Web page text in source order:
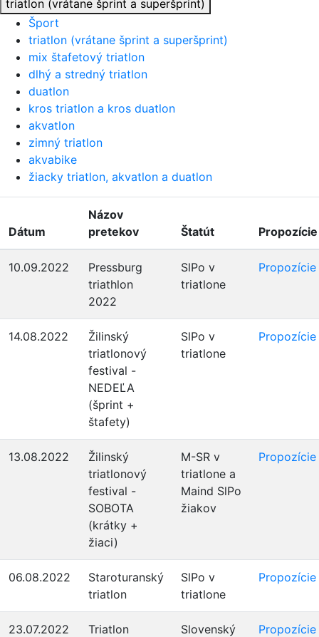
triatlon (vrátane šprint a superšprint)
Šport
triatlon (vrátane šprint a superšprint)
mix štafetový triatlon
dlhý a stredný triatlon
duatlon
kros triatlon a kros duatlon
akvatlon
zimný triatlon
akvabike
žiacky triatlon, akvatlon a duatlon
Dátum
Názov
pretekov
Štatút Propozície
10.09.2022
Pressburg
triathlon
2022
SlPo v
triatlone
Propozície
14.08.2022
Žilinský
triatlonový
festival -
NEDEĽA
(šprint +
štafety)
SlPo v
triatlone
Propozície
13.08.2022
Žilinský
triatlonový
festival -
SOBOTA
(krátky +
žiaci)
M-SR v
triatlone a
Maind SlPo
žiakov
Propozície
06.08.2022
Staroturanský
triatlon
SlPo v
triatlone
Propozície
23.07.2022
Triatlon
Slovenský
Propozície